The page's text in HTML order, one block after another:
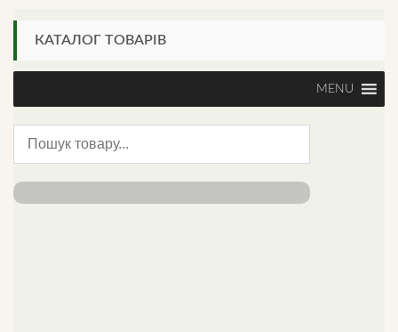
КАТАЛОГ ТОВАРІВ
MENU